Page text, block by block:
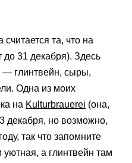
та, что на
до 31 декабря). Здесь
— глинтвейн, сыры,
Одна из моих
на Kulturbrauerei (она,
декабря, но возможно,
так что запомните
а глинтвейн там